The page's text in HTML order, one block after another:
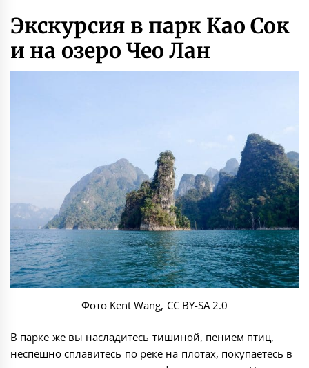
Экскурсия в парк Као Сок
и на озеро Чео Лан
ФотоKent Wang, CC BY-SA 2.0
В парке же вы насладитесь тишиной, пением птиц,
неспешно сплавитесь по реке на плотах, покупаетесь в